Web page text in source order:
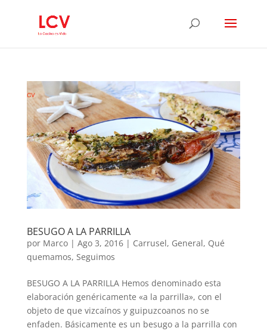
BESUGO A LA PARRILLA
por Marco| Ago 3, 2016| Carrusel, General, Qué
quemamos, Seguimos
BESUGO A LA PARRILLA Hemos denominado esta
elaboración genéricamente «a la parrilla», con el
objeto de que vizcaínos y guipuzcoanos no se
enfaden. Básicamente es un besugo a la parrilla con